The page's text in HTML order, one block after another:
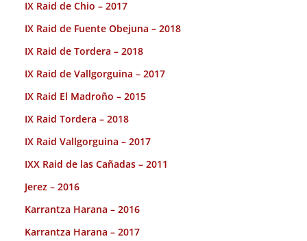
IX Raid de Chio – 2017
IX Raid de Fuente Obejuna – 2018
IX Raid de Tordera – 2018
IX Raid de Vallgorguina – 2017
IX Raid El Madroño – 2015
IX Raid Tordera – 2018
IX Raid Vallgorguina – 2017
IXX Raid de las Cañadas – 2011
Jerez – 2016
Karrantza Harana – 2016
Karrantza Harana – 2017